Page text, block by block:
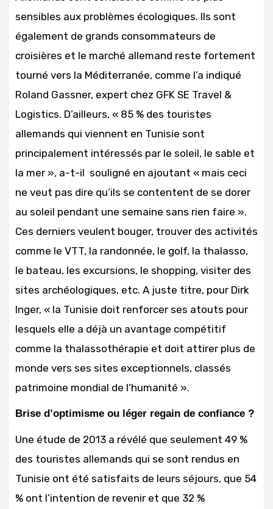
sensibles aux problèmes écologiques. Ils sont
également de grands consommateurs de
croisières et le marché allemand reste fortement
tourné vers la Méditerranée, comme l’a indiqué
Roland Gassner, expert chez GFK SE Travel &
Logistics. D’ailleurs, « 85 % des touristes
allemands qui viennent en Tunisie sont
principalement intéressés par le soleil, le sable et
la mer », a-t-il souligné en ajoutant « mais ceci
ne veut pas dire qu’ils se contentent de se dorer
au soleil pendant une semaine sans rien faire ».
Ces derniers veulent bouger, trouver des activités
comme le VTT, la randonnée, le golf, la thalasso,
le bateau, les excursions, le shopping, visiter des
sites archéologiques, etc. A juste titre, pour Dirk
Inger, « la Tunisie doit renforcer ses atouts pour
lesquels elle a déjà un avantage compétitif
comme la thalassothérapie et doit attirer plus de
monde vers ses sites exceptionnels, classés
patrimoine mondial de l’humanité ».
Brise d’optimisme ou léger regain de confiance ?
Une étude de 2013 a révélé que seulement 49 %
des touristes allemands qui se sont rendus en
Tunisie ont été satisfaits de leurs séjours, que 54
% ont l’intention de revenir et que 32 %